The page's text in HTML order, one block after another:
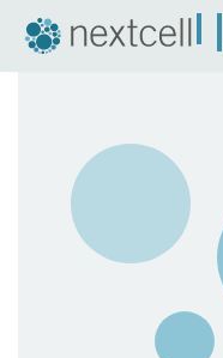
NextCell som investering
Finansiell kalender
Certified Adviser
Aktien
Pressmeddelanden